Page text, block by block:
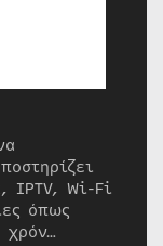
IPTV, Wi-Fi
όπως
χρόν…